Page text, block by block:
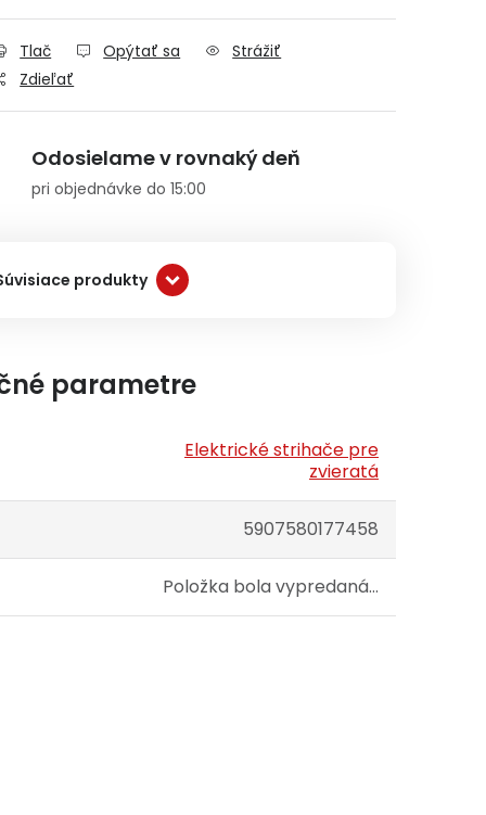
Tlač Opýtať sa
Strážiť
Zdieľať
Odosielame v rovnaký deň
pri objednávke do 15:00
produkty
parametre
Elektrické strihače pre
zvieratá
5907580177458
Položka bola vypredaná…